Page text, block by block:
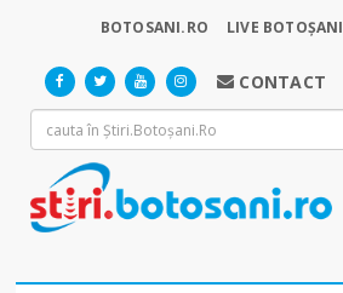
BOTOSANI.RO LIVE BOTOȘANI
CONTACT